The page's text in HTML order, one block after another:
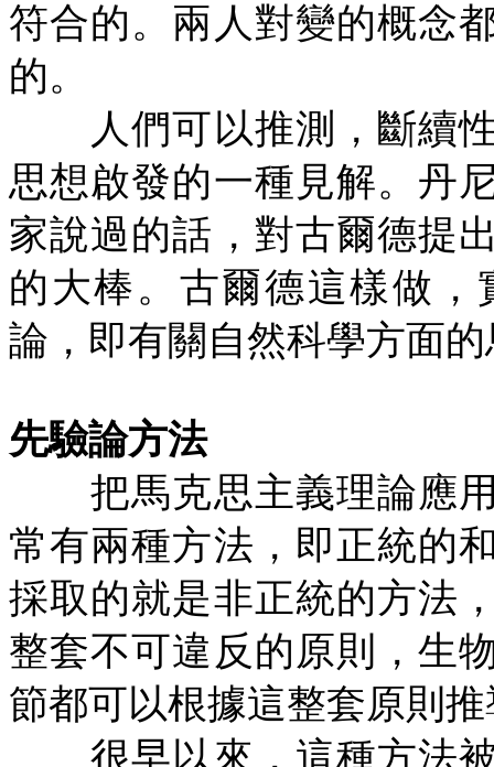
符合的。兩人對變的概念
的。
人們可以推測，斷續性
思想啟發的一種見解。丹
家說過的話，對古爾德提
的大棒。古爾德這樣做
論，即有關自然科學方面
先驗論方法
把馬克思主義理論應用
常有兩種方法，即正統的
採取的就是非正統的方法
整套不可違反的原則，生
節都可以根據這整套原則
很早以來，這種方法被